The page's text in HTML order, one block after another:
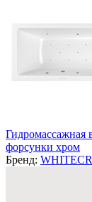
Гидромассажная
форсунки хром
Бренд: